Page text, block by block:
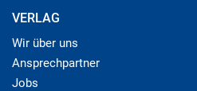
VERLAG
Wir über uns
Ansprechpartner
Jobs